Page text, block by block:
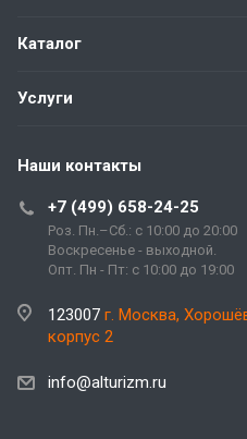
Каталог
Услуги
Наши контакты
+7 (499) 658-24-25
Роз. Пн.–Сб.: с 10:00 до 20:00
Воскресенье - выходной.
Опт. Пн - Пт: с 10:00 до 19:00
123007 г. Москва,
корпус 2
info@alturizm.ru